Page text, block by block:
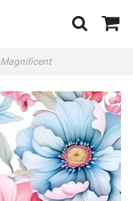
Magnificent